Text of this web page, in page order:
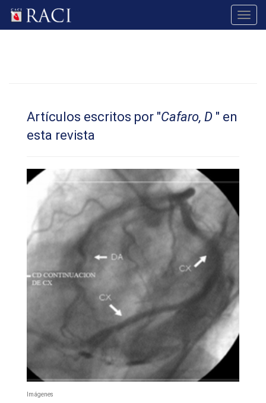
Artículos escritos por "Cafaro, D " en
esta revista
Imágenes